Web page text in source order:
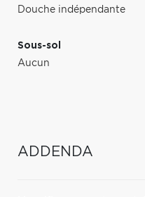
Douche indépendante
Sous-sol
Aucun
ADDENDA